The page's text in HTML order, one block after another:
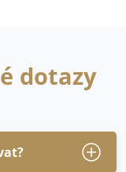
dotazy